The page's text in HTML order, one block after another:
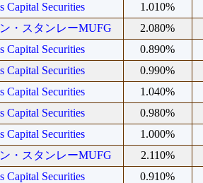
Capital Securities 1.010%
・スタンレーMUFG 2.080%
Capital Securities 0.890%
Capital Securities 0.990%
Capital Securities 1.040%
Capital Securities 0.980%
Capital Securities 1.000%
・スタンレーMUFG 2.110%
Capital Securities 0.910%